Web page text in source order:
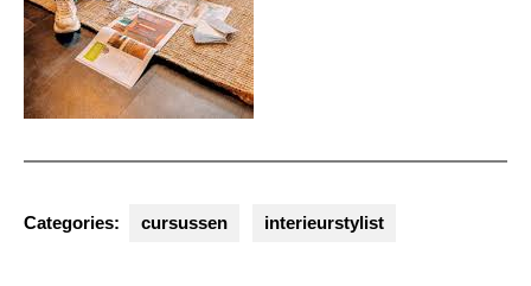
Categories: cursussen interieurstylist